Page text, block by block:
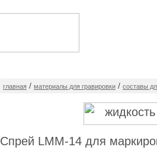
главная / материалы для гравировки / составы
Спрей LMM-14 для